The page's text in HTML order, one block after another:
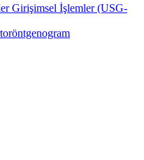
Girişimsel İşlemler (USG-